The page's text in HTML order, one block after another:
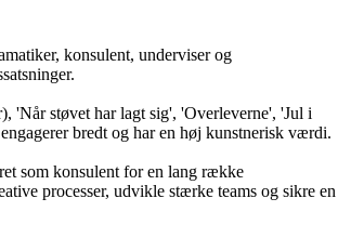
konsulent, underviser og
'Når støvet har lagt sig', 'Overleverne', 'Jul i
bredt og har en høj kunstnerisk værdi.
som konsulent for en lang række
processer, udvikle stærke teams og sikre en